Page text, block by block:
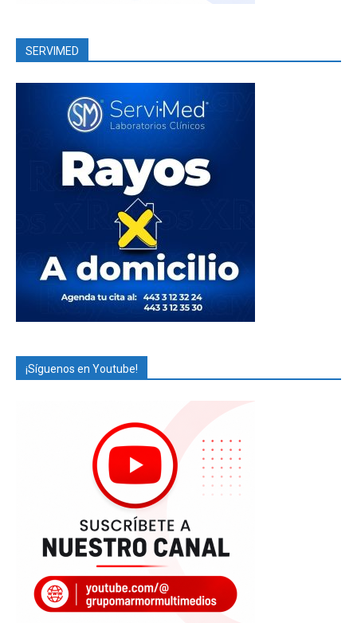
SERVIMED
¡Síguenos en Youtube!